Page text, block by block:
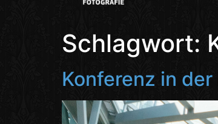
Schlagwort:
Konferenz in